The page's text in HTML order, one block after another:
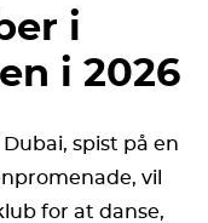
i
i 2026
spist på en
vil
for at danse,